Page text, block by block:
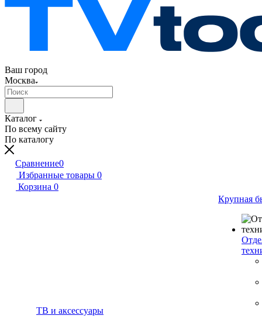
Ваш город
Москва
Каталог
По всему сайту
По каталогу
Сравнение0
Избранные товары 0
Корзина 0
ТВ и аксессуары
Крупная